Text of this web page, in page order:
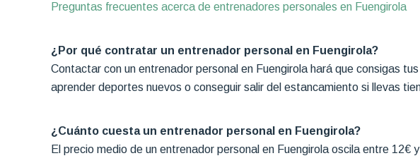
Preguntas frecuentes acerca de entrenadores personales en Fuengirola
¿Por qué contratar un entrenador personal en Fuengirola?
Contactar con un entrenador personal en Fuengirola hará que consigas
aprender deportes nuevos o conseguir salir del estancamiento si llevas
¿Cuánto cuesta un entrenador personal en Fuengirola?
El precio medio de un entrenador personal en Fuengirola oscila entre 12€